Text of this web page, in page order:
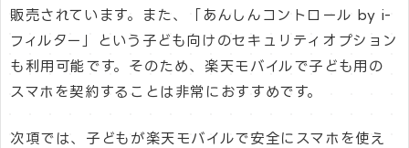
販売されています。また、「あんしんコントロール by i-
フィルター」という子ども向けのセキュリティオプション
も利用可能です。そのため、楽天モバイルで子ども用の
スマホを契約することは非常におすすめです。
次項では、子どもが楽天モバイルで安全にスマホを使え